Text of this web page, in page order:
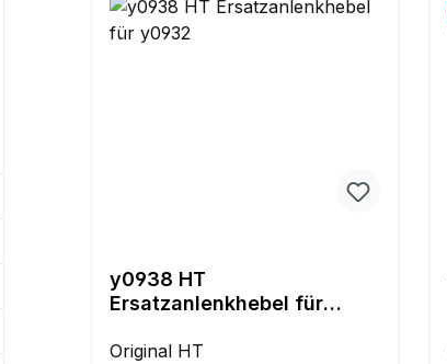
y0938 HT
Ersatzanlenkhebel für
Original HT